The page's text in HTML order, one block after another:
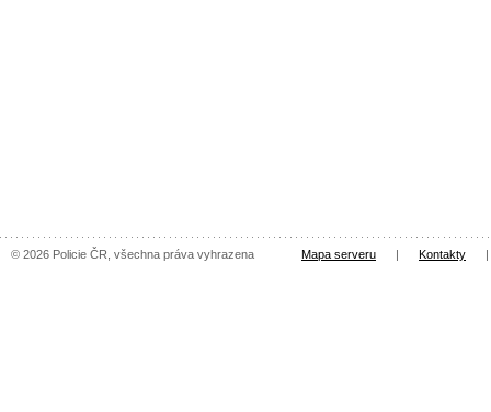
© 2026 Policie ČR, všechna práva vyhrazena Mapa serveru | Kontakty |